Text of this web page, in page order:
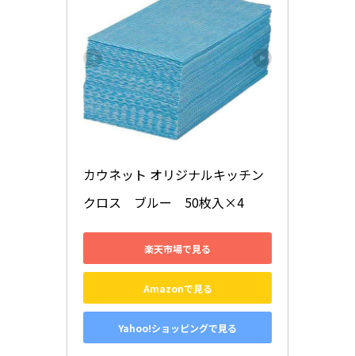
カウネット オリジナルキッチン
クロス　ブルー　50枚入×4
楽天市場で見る
Amazonで見る
Yahoo!ショッピングで見る